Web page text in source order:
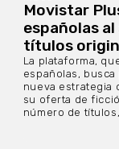
Movistar
españolas
títulos
La plataforma,
españolas,
nueva estrategia
su oferta de
número de títulos,